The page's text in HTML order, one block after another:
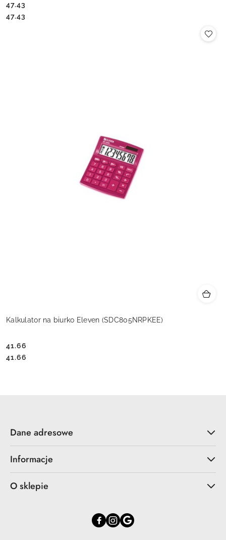
Cena:
47.43
Cena:
47.43
Kalkulator na biurko Eleven (SDC805NRPKEE)
Cena:
41.66
Cena:
41.66
Dane adresowe
Informacje
O sklepie